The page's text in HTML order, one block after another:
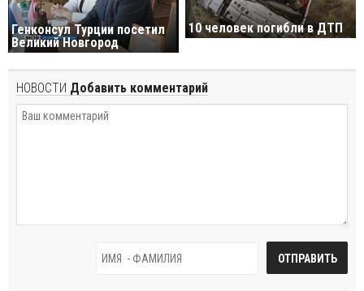
Генконсул Турции посетил
Великий Новгород
10 человек погибли в ДТП
НОВОСТИ Добавить комментарий